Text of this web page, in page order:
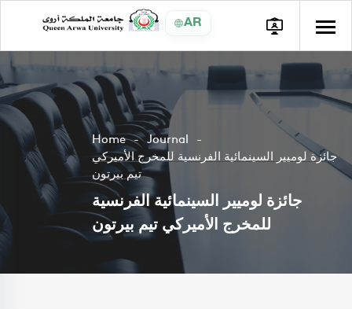
AR
Home
Journal
جائزة لوميير السينمائية الفرنسية للمخرج الأميركي
تيم بيرتون
جائزة لوميير السينمائية الفرنسية
للمخرج الأميركي تيم بيرتون